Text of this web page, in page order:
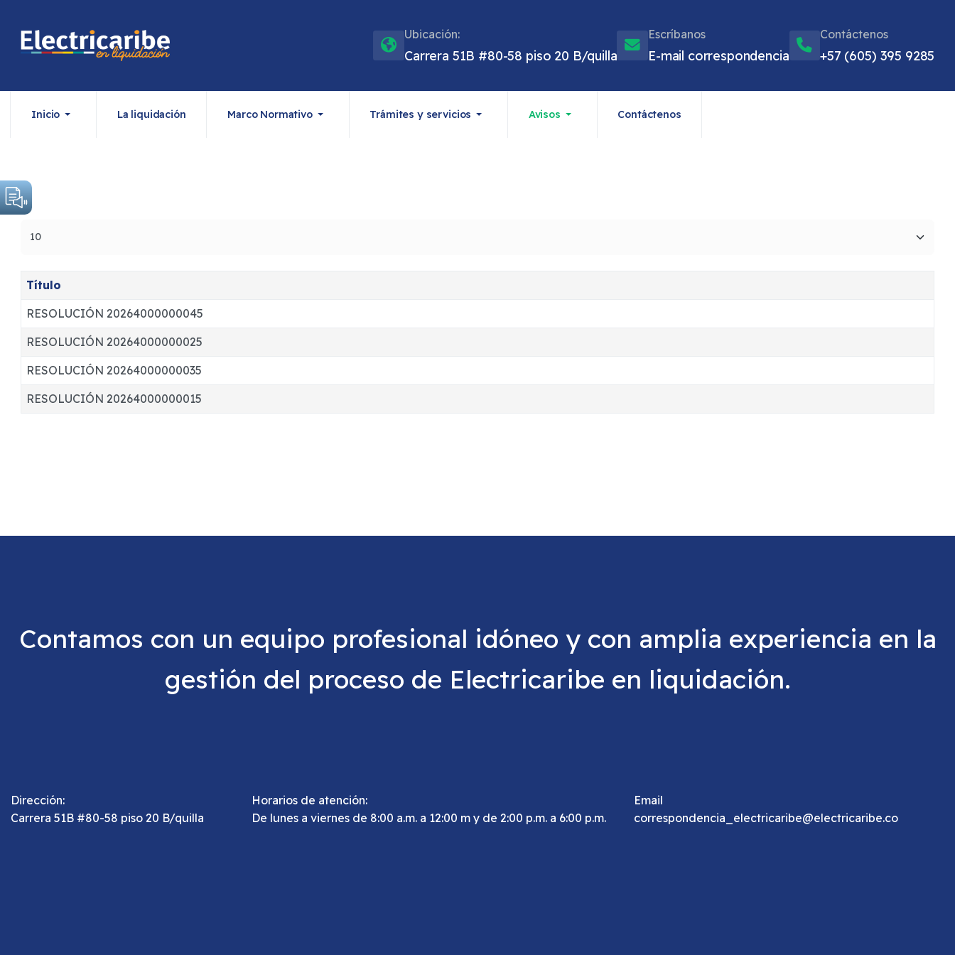
Ubicación:
Carrera 51B #80-58 piso 20 B/quilla
Escríbanos
E-mail correspondencia
Contáctenos
+57 (605) 395 9285
Inicio La liquidación Marco Normativo Trámites y servicios Avisos Contáctenos
Título
RESOLUCIÓN 20264000000045
RESOLUCIÓN 20264000000025
RESOLUCIÓN 20264000000035
RESOLUCIÓN 20264000000015
Contamos con un equipo profesional idóneo y con amplia experiencia en la
gestión del proceso de Electricaribe en liquidación.
Dirección:
Carrera 51B #80-58 piso 20 B/quilla
Horarios de atención:
De lunes a viernes de 8:00 a.m. a 12:00 m y de 2:00 p.m. a 6:00 p.m.
Email
correspondencia_electricaribe@electricaribe.co